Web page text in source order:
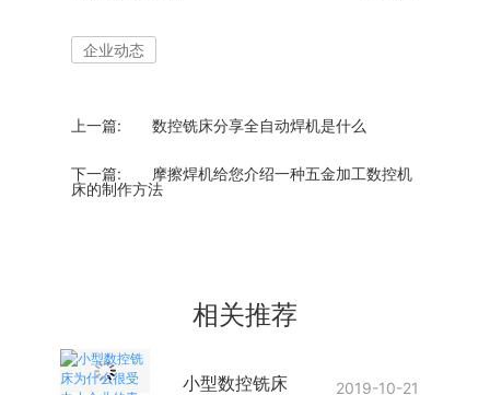
企业动态
上一篇: 数控铣床分享全自动焊机是什么
下一篇:
摩擦焊机给您介绍一种五金加工数控机
床的制作方法
相关推荐
小型数控铣床 2019-10-21